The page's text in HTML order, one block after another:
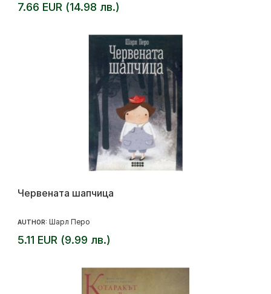
7.66 EUR (14.98 лв.)
Червената шапчица
AUTHOR: Шарл Перо
5.11 EUR (9.99 лв.)